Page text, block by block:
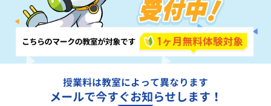
授業料は教室によって異なります
メールで今すぐお知らせします！